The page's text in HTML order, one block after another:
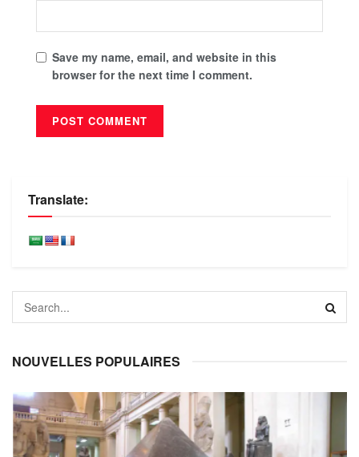
Save my name, email, and website in this
browser for the next time I comment.
Translate:
NOUVELLES POPULAIRES